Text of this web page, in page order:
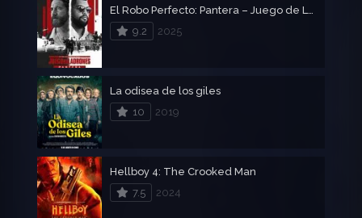
El Robo Perfecto: Pantera – Juego de Ladrones 2
9.2
2025
La odisea de los giles
10
2019
Hellboy 4: The Crooked Man
7.5
2024